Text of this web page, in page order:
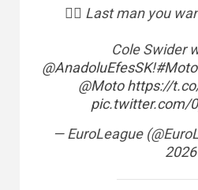
😶‍🌫️ Last man you
Cole Swider
@AnadoluEfesSK!
@Moto https://
pic.twitter.com/
— EuroLeague
2026